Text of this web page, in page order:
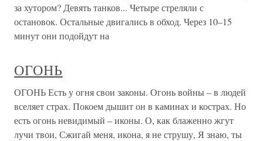
за хутором? Девять танков... Четыре стреляли с
остановок. Остальные двигались в обход. Через 10–15
минут они подойдут на
ОГОНЬ
ОГОНЬ Есть у огня свои законы. Огонь войны – в людей
вселяет страх. Покоем дышит он в каминах и кострах. Но
есть огонь невидимый – иконы. О, как блаженно жгут
лучи твои, Сжигай меня, икона, я не струшу, Я знаю, ты